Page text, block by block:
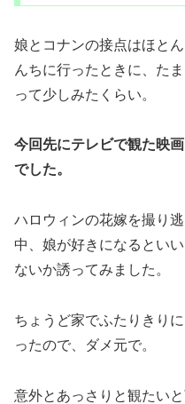
娘とコナンの接点はほと
んちに行ったときに、た
って少しみたくらい。
今回先にテレビで観た映
でした。
ハロウィンの花嫁を撮り
中、娘が好きになるとい
ないか誘ってみました。
ちょうど家でふたりきり
ったので、ダメ元で。
意外とあっさりと観たい